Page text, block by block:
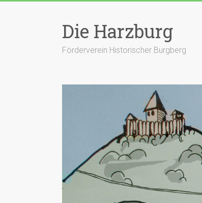
Die Harzburg
Förderverein Historischer Burgberg